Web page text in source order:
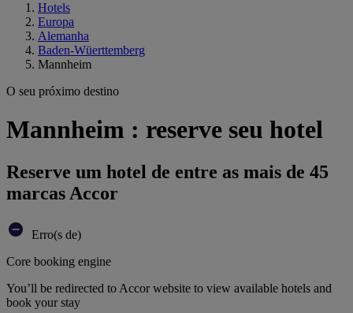
Hotels
Europa
Alemanha
Baden-Wüerttemberg
Mannheim
O seu próximo destino
Mannheim : reserve seu hotel
Reserve um hotel de entre as mais de 45
marcas Accor
Erro(s de)
Core booking engine
You’ll be redirected to Accor website to view available hotels and
book your stay